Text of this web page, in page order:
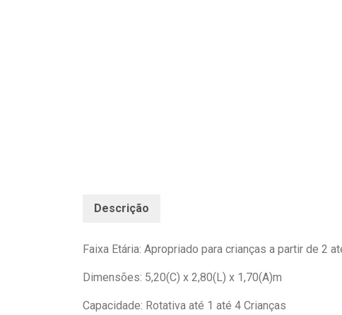
Descrição
Faixa Etária: Apropriado para crianças a partir de 2
Dimensões: 5,20(C) x 2,80(L) x 1,70(A)m
Capacidade: Rotativa até 1 até 4 Crianças